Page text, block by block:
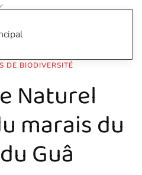
DE BIODIVERSITÉ
Naturel
marais du
Guâ